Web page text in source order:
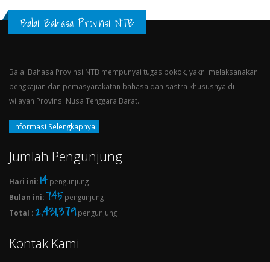
Balai Bahasa Provinsi NTB
Balai Bahasa Provinsi NTB mempunyai tugas pokok, yakni melaksanakan
pengkajian dan pemasyarakatan bahasa dan sastra khususnya di
wilayah Provinsi Nusa Tenggara Barat.
Informasi Selengkapnya
Jumlah Pengunjung
Hari ini: 16pengunjung
Bulan ini:745 pengunjung
Total :2,431,379pengunjung
Kontak Kami